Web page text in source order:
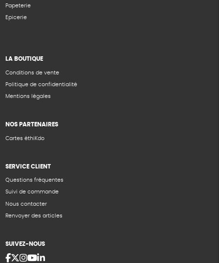
Papeterie
Epicerie
LA BOUTIQUE
Conditions de vente
Politique de confidentialité
Mentions légales
NOS PARTENAIRES
Cartes éthiKdo
SERVICE CLIENT
Questions fréquentes
Suivi de commande
Nous contacter
Renvoyer des articles
SUIVEZ-NOUS